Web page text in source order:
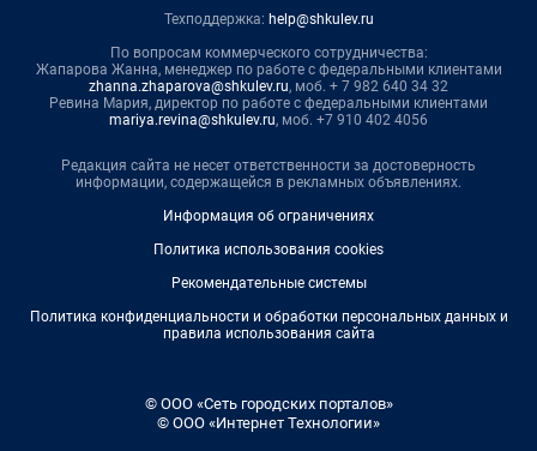
Техподдержка: help@shkulev.ru
По вопросам коммерческого сотрудничества:
Жапарова Жанна, менеджер по работе с федеральными клиентами
zhanna.zhaparova@shkulev.ru, моб. + 7 982 640 34 32
Ревина Мария, директор по работе с федеральными клиентами
mariya.revina@shkulev.ru, моб. +7 910 402 4056
Редакция сайта не несет ответственности за достоверность
информации, содержащейся в рекламных объявлениях.
Информация об ограничениях
Политика использования cookies
Рекомендательные системы
Политика конфиденциальности и обработки персональных данных и
правила использования сайта
© ООО «Сеть городских порталов»
© ООО «Интернет Технологии»